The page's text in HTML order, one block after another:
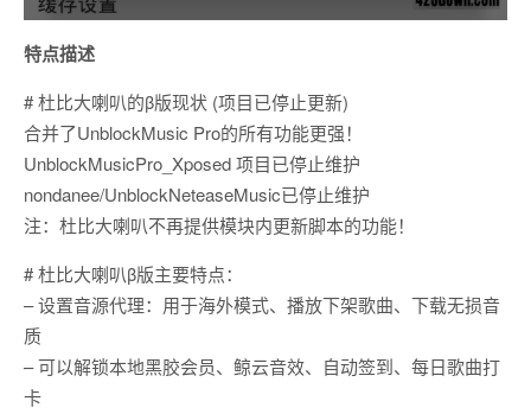
特点描述
# 杜比大喇叭的β版现状 (项目已停止更新)
合并了UnblockMusic Pro的所有功能更强！
UnblockMusicPro_Xposed 项目已停止维护
nondanee/UnblockNeteaseMusic已停止维护
注：杜比大喇叭不再提供模块内更新脚本的功能！
# 杜比大喇叭β版主要特点：
– 设置音源代理：用于海外模式、播放下架歌曲、下载无损音
质
– 可以解锁本地黑胶会员、鲸云音效、自动签到、每日歌曲打
卡